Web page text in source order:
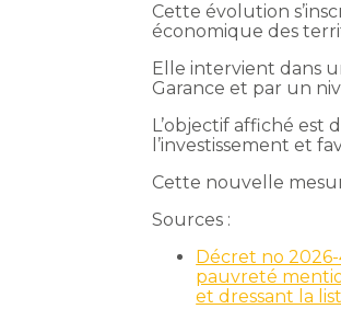
Cette évolution
économique des
Elle intervient dans
Garance et par un
L’objectif affiché est
l’investissement et
Cette nouvelle
Sources :
Décret no
pauvreté
et dressant la